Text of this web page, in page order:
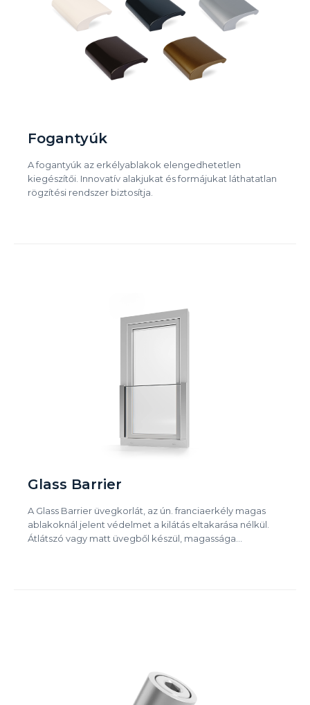
Fogantyúk
A fogantyúk az erkélyablakok elengedhetetlen
kiegészítői. Innovatív alakjukat és formájukat láthatatlan
rögzítési rendszer biztosítja.
Glass Barrier
A Glass Barrier üvegkorlát, az ún. franciaerkély magas
ablakoknál jelent védelmet a kilátás eltakarása nélkül.
Átlátszó vagy matt üvegből készül, magassága…